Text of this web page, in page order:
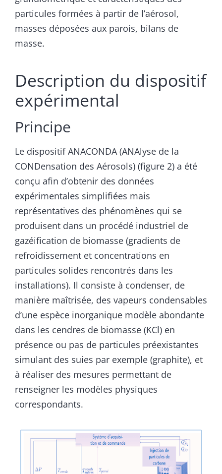
particules formées à partir de l’aérosol,
masses déposées aux parois, bilans de
masse.
Description du dispositif
expérimental
Principe
Le dispositif ANACONDA (ANAlyse de la
CONDensation des Aérosols) (figure 2) a été
conçu afin d’obtenir des données
expérimentales simplifiées mais
représentatives des phénomènes qui se
produisent dans un procédé industriel de
gazéification de biomasse (gradients de
refroidissement et concentrations en
particules solides rencontrés dans les
installations). Il consiste à condenser, de
manière maîtrisée, des vapeurs condensables
d’une espèce inorganique modèle abondante
dans les cendres de biomasse (KCl) en
présence ou pas de particules préexistantes
simulant des suies par exemple (graphite), et
à réaliser des mesures permettant de
renseigner les modèles physiques
correspondants.